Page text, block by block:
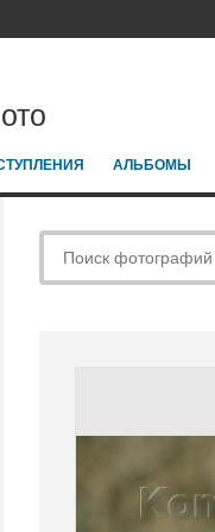
АЛЬБОМЫ